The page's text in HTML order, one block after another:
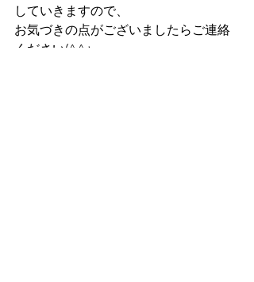
していきますので、
お気づきの点がございましたらご連絡
ください(^^♪